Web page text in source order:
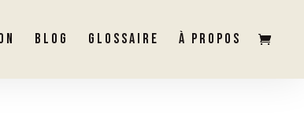
BLOG GLOSSAIRE À PROPOS